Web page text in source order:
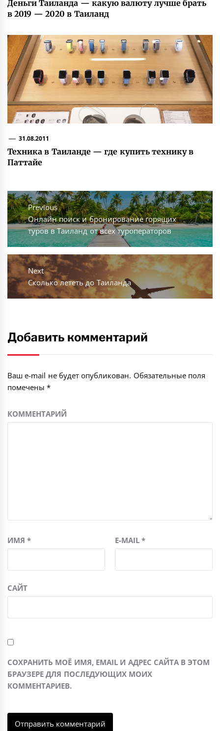
Деньги Таиланда — какую валюту лучше брать
в 2019 — 2020 в Таиланд
31.08.2011
Техника в Таиланде — где купить технику в
Паттайе
Навигация
по
записям
Previous
Previous
post:
Онлайн поиск и бронирование горящих
туров в Таиланд от всех туроператоров
Next
Next
post:
Сколько лететь до Таиланда
Добавить комментарий
Ваш e-mail не будет опубликован. Обязательные поля
помечены*
КОММЕНТАРИЙ
ИМЯ* E-MAIL*
САЙТ
СОХРАНИТЬ МОЁ ИМЯ, EMAIL И АДРЕС САЙТА В ЭТОМ
БРАУЗЕРЕ ДЛЯ ПОСЛЕДУЮЩИХ МОИХ
КОММЕНТАРИЕВ.